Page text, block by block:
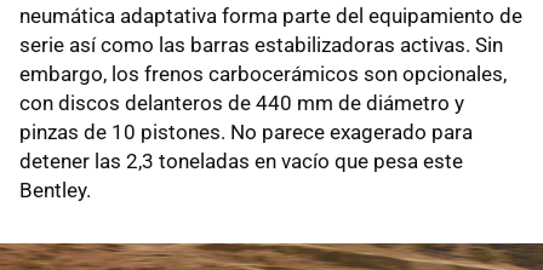
neumática adaptativa forma parte del equipamiento de
serie así como las barras estabilizadoras activas. Sin
embargo, los frenos carbocerámicos son opcionales,
con discos delanteros de 440 mm de diámetro y
pinzas de 10 pistones. No parece exagerado para
detener las 2,3 toneladas en vacío que pesa este
Bentley.